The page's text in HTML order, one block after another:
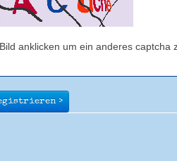
Bild anklicken um ein anderes captcha